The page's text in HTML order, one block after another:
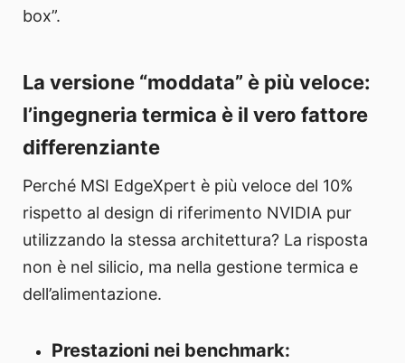
box”.
La versione “moddata” è più veloce:
l’ingegneria termica è il vero fattore
differenziante
Perché MSI EdgeXpert è più veloce del 10%
rispetto al design di riferimento NVIDIA pur
utilizzando la stessa architettura? La risposta
non è nel silicio, ma nella gestione termica e
dell’alimentazione.
Prestazioni nei benchmark: